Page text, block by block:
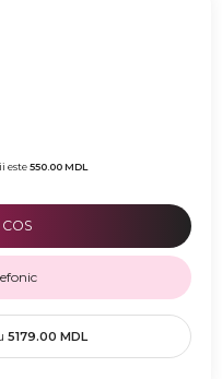
este550.00MDL
5179.00 MDL